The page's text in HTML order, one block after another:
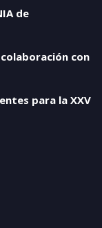
de
con
para la XXV